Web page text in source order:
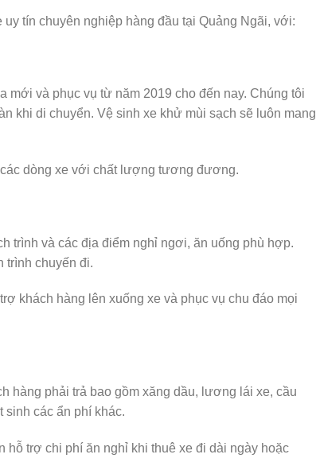
tín chuyên nghiệp hàng đầu tại Quảng Ngãi, với:
và phục vụ từ năm 2019 cho đến nay. Chúng tôi
khi di chuyển. Vệ sinh xe khử mùi sạch sẽ luôn mang
dòng xe với chất lượng tương đương.
trình và các địa điểm nghỉ ngơi, ăn uống phù hợp.
trình chuyến đi.
khách hàng lên xuống xe và phục vụ chu đáo mọi
hàng phải trả bao gồm xăng dầu, lương lái xe, cầu
sinh các ẩn phí khác.
trợ chi phí ăn nghỉ khi thuê xe đi dài ngày hoặc